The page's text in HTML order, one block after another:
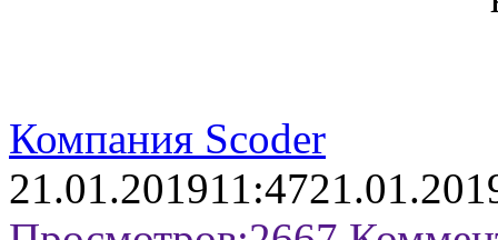
Компания Scoder
21.01.201911:47